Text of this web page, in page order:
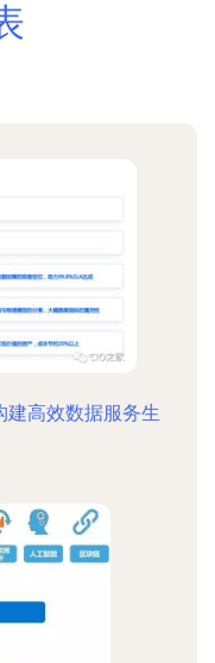
建高效数据服务生